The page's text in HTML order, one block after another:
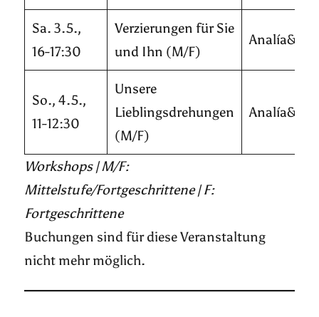
Sa. 3.5.,
16-17:30
Verzierungen für Sie
und Ihn (M/F)
So., 4.5.,
11-12:30
Unsere
Lieblingsdrehungen
(M/F)
Workshops | M/F:
Mittelstufe/Fortgeschrittene | F:
Fortgeschrittene
Buchungen sind für diese Veranstaltung
nicht mehr möglich.